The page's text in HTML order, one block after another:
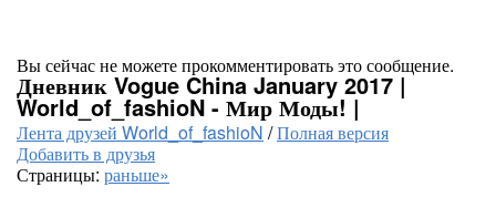
Вы сейчас не можете прокомментировать это сообщение.
Дневник Vogue China January 2017 |
World_of_fashioN - Мир Моды! |
Лента друзей World_of_fashioN /Полная версия
Добавить в друзья
Страницы: раньше»